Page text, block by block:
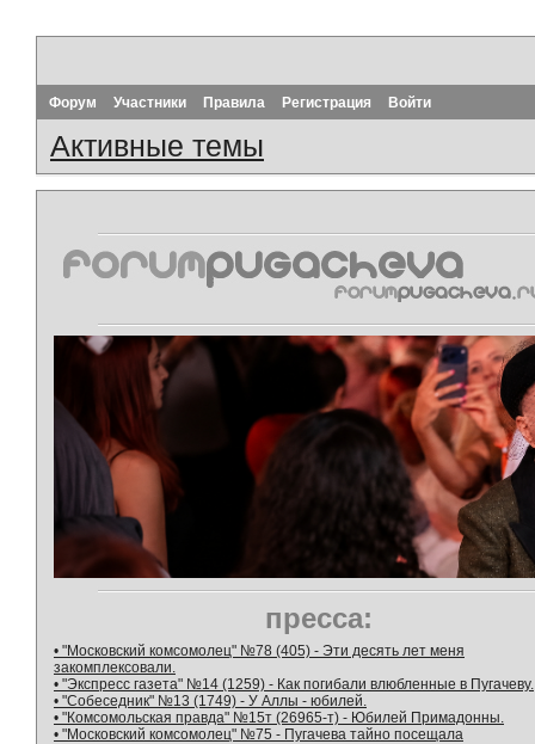
Форум Участники Правила Регистрация Войти
Активные темы
пресса:
• "Московский комсомолец" №78 (405) - Эти десять лет меня
закомплексовали.
• "Экспресс газета" №14 (1259) - Как погибали влюбленные в Пугачеву.
• "Собеседник" №13 (1749) - У Аллы - юбилей.
• "Комсомольская правда" №15т (26965-т) - Юбилей Примадонны.
• "Московский комсомолец" №75 - Пугачева тайно посещала